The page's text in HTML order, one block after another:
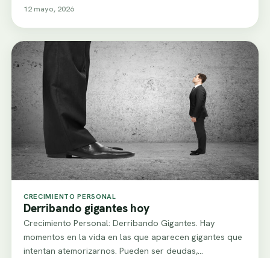
12 mayo, 2026
CRECIMIENTO PERSONAL
Derribando gigantes hoy
Crecimiento Personal: Derribando Gigantes. Hay
momentos en la vida en las que aparecen gigantes que
intentan atemorizarnos. Pueden ser deudas,